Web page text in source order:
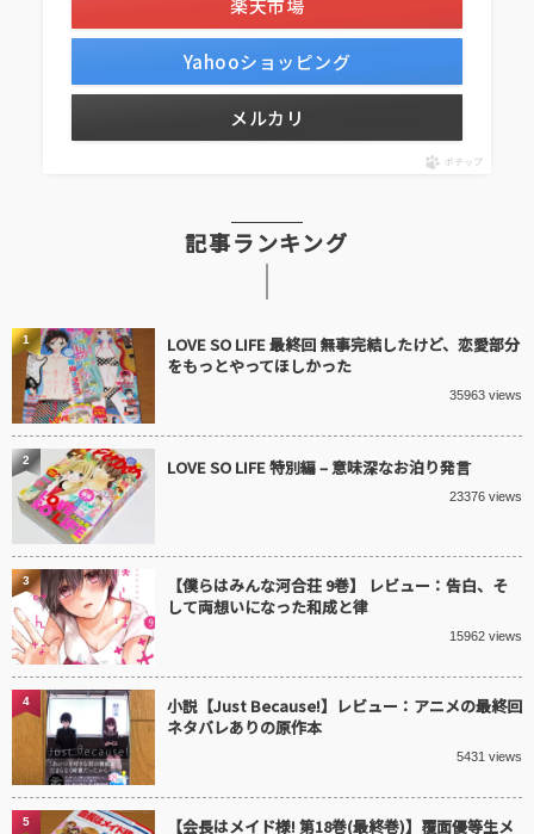
Yahooショッピング
メルカリ
ポチップ
記事ランキング
LOVE SO LIFE 最終回 無事完結したけど、恋愛部分
をもっとやってほしかった
35963 views
1
LOVE SO LIFE 特別編 – 意味深なお泊り発言
23376 views
2
【僕らはみんな河合荘 9巻】 レビュー：告白、そ
して両想いになった和成と律
15962 views
3
小説【Just Because!】レビュー：アニメの最終回
ネタバレありの原作本
5431 views
4
【会長はメイド様! 第18巻(最終巻)】覆面優等生メ
5